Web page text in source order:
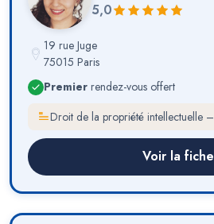
5,0
19 rue Juge
75015 Paris
Premier rendez-vous offert
Voir la fiche